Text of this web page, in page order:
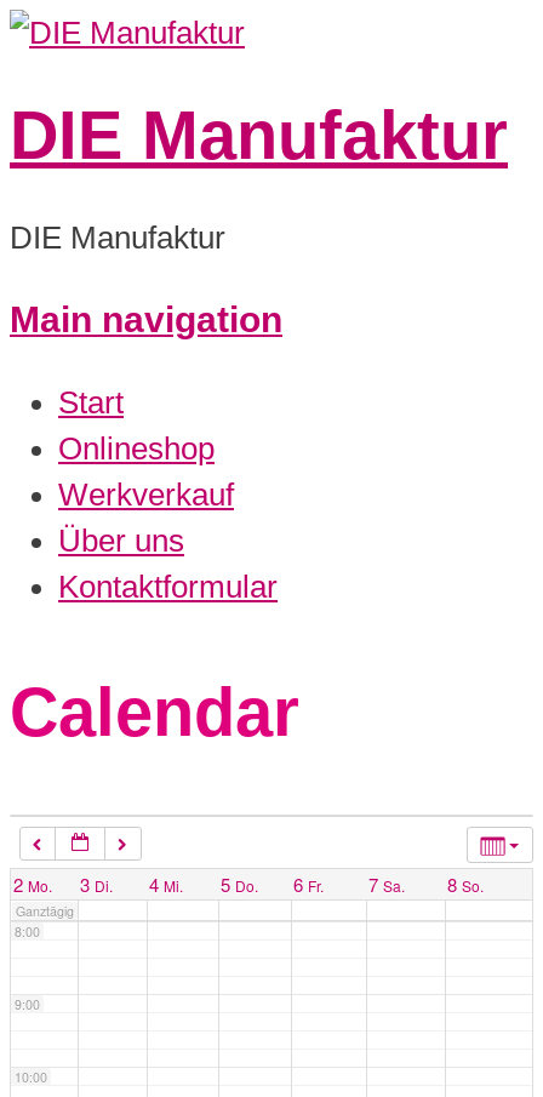
DIE Manufaktur
DIE Manufaktur
Main navigation
Start
Onlineshop
Werkverkauf
Über uns
Kontaktformular
Calendar
2 Mo. 3 Di. 4 Mi. 5 Do. 6 Fr. 7 Sa. 8 So.
Ganztägig
2:00
5:00
7:00
8:00
9:00
10:00